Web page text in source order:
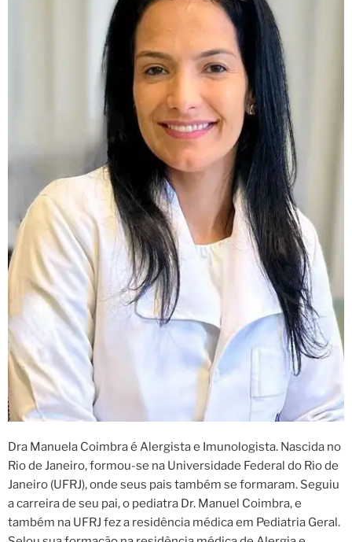
Dra Manuela Coimbra é Alergista e Imunologista. Nascida no
Rio de Janeiro, formou-se na Universidade Federal do Rio de
Janeiro (UFRJ), onde seus pais também se formaram. Seguiu
a carreira de seu pai, o pediatra Dr. Manuel Coimbra, e
também na UFRJ fez a residência médica em Pediatria Geral.